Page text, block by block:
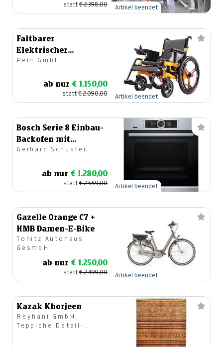
statt€ 2.398,00 Artikel beendet
Faltbarer
Elektrischer
Rollstuhl
Pein GmbH
ab nur € 1.150,00
statt€ 2.090,00 Artikel beendet
Bosch Serie 8 Einbau-
Backofen mit
Dampfunterstützung
Gerhard Schuster
ab nur € 1.280,00
statt€ 2.559,00 Artikel beendet
Gazelle Orange C7 +
HMB Damen-E-Bike
Tonitz Autohaus
GesmbH
ab nur € 1.250,00
statt€ 2.499,00 Artikel beendet
Kazak Khorjeen
Reyhani GmbH,
Teppiche Detail-